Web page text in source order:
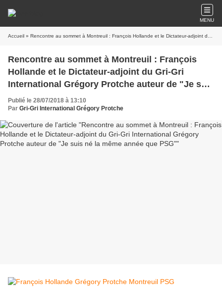
MENU
Accueil » Rencontre au sommet à Montreuil : François Hollande et le Dictateur-adjoint du Gri-Gri International Grégory Protche auteur de "Je suis né la même année que PSG"
Rencontre au sommet à Montreuil : François
Hollande et le Dictateur-adjoint du Gri-Gri
International Grégory Protche auteur de "Je suis
né la même année que PSG"
Publié le 28/07/2018 à 13:10
Par Gri-Gri International Grégory Protche